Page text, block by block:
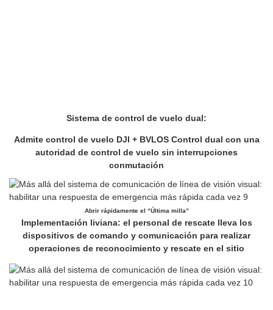
Sistema de control de vuelo dual:
Admite control de vuelo DJI + BVLOS Control dual con una
autoridad de control de vuelo sin interrupciones
conmutación
Abrir rápidamente el “Última milla”
Implementación liviana: el personal de rescate lleva los
dispositivos de comando y comunicación para realizar
operaciones de reconocimiento y rescate en el sitio